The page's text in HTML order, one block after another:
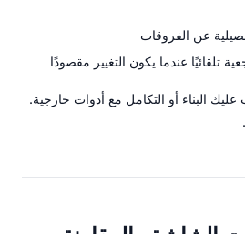
عن الفروقات
تلقائيًا عندما يكون التغيير مقصودًا
البناء أو التكامل مع أدوات خارجية.